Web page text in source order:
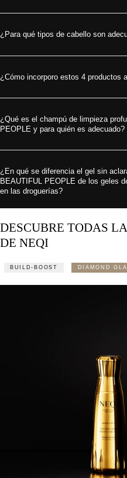
¿Para qué tipos de cabello son
¿Cómo incorporo estos 4 productos
¿Qué es el champú de limpieza
PEOPLE y para quién es adecuado?
¿En qué se diferencia el gel sin
BEAUTIFUL PEOPLE de los geles
en las droguerías?
DESCUBRE TODAS
DE NEQI
BUILD-BOOST DIAMOND